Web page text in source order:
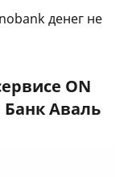
денег не
ON
Аваль